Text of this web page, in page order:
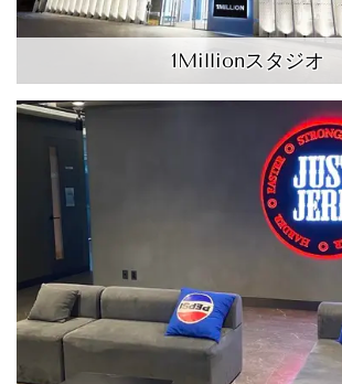
1Millionスタジオ